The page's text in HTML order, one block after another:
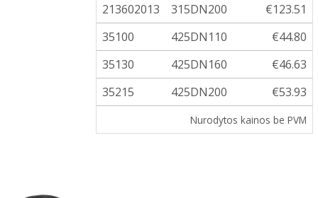
213602013
315DN200
€123.51
35100
425DN110
€44.80
35130
425DN160
€46.63
35215
425DN200 €53.93
Nurodytos kainos be PVM